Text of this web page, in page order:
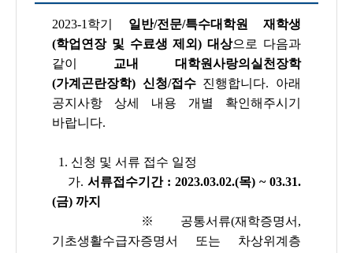
2023-1학기 일반/전문/특수대학원 재학생
(학업연장 및 수료생 제외) 대상으로 다음과
같이
교내 대학원사랑의실천장학
(가계곤란장학) 신청/접수진행합니다. 아래
공지사항 상세 내용 개별 확인해주시기
바랍니다.
1. 신청 및 서류 접수 일정
가. 서류접수기간 : 2023.03.02.(목) ~ 03.31.
(금) 까지
※
공통서류(재학증명서,
기초생활수급자증명서 또는 차상위계층